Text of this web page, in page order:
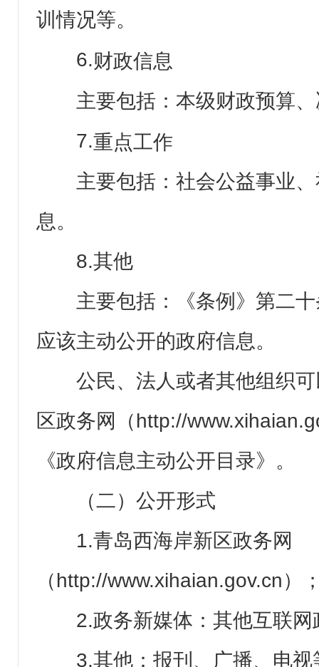
训情况等。
6.财政信息
主要包括：本级财政预算
7.重点工作
主要包括：社会公益事业
息。
8.其他
主要包括：《条例》第二
应该主动公开的政府信息。
公民、法人或者其他组织
区政务网（http://
《政府信息主动公开目录》。
（二）公开形式
1.青岛西海岸新区政务网
（http://www.xihaian.gov.cn）
2.政务新媒体：其他互联
3.其他：报刊、广播、电视